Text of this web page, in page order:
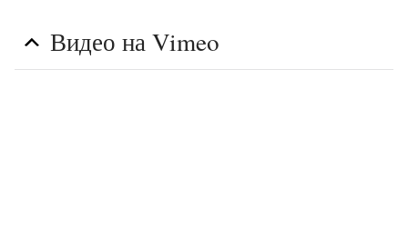
Видео на Vimeo